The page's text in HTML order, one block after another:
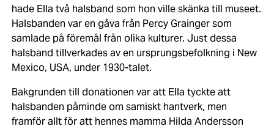
hade Ella två halsband som hon ville skänka till museet.
Halsbanden var en gåva från Percy Grainger som
samlade på föremål från olika kulturer. Just dessa
halsband tillverkades av en ursprungsbefolkning i New
Mexico, USA, under 1930-talet.
Bakgrunden till donationen var att Ella tyckte att
halsbanden påminde om samiskt hantverk, men
framför allt för att hennes mamma Hilda Andersson